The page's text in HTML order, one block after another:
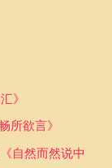
》
所欲言》
自然而然说中